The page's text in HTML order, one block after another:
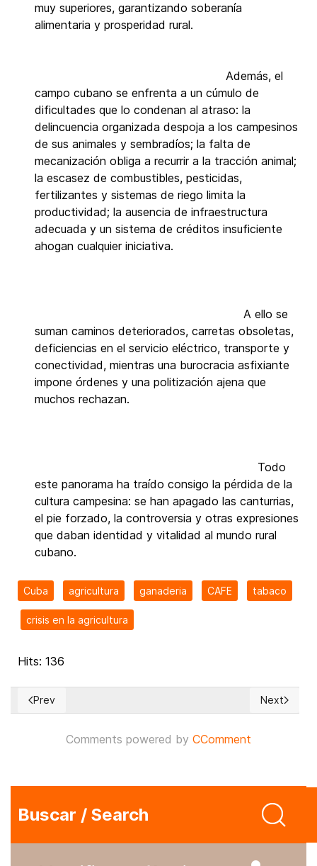
muy superiores, garantizando soberanía
alimentaria y prosperidad rural.
Además, el
campo cubano se enfrenta a un cúmulo de
dificultades que lo condenan al atraso: la
delincuencia organizada despoja a los campesinos
de sus animales y sembradíos; la falta de
mecanización obliga a recurrir a la tracción animal;
la escasez de combustibles, pesticidas,
fertilizantes y sistemas de riego limita la
productividad; la ausencia de infraestructura
adecuada y un sistema de créditos insuficiente
ahogan cualquier iniciativa.
A ello se
suman caminos deteriorados, carretas obsoletas,
deficiencias en el servicio eléctrico, transporte y
conectividad, mientras una burocracia asfixiante
impone órdenes y una politización ajena que
muchos rechazan.
Todo
este panorama ha traído consigo la pérdida de la
cultura campesina: se han apagado las canturrias,
el pie forzado, la controversia y otras expresiones
que daban identidad y vitalidad al mundo rural
cubano.
Cuba agricultura ganaderia CAFE tabaco
crisis en la agricultura
Hits: 136
Previous article: Aumenta la presión internacional que
Prev Next
Next
Comments powered by CComment
Buscar / Search